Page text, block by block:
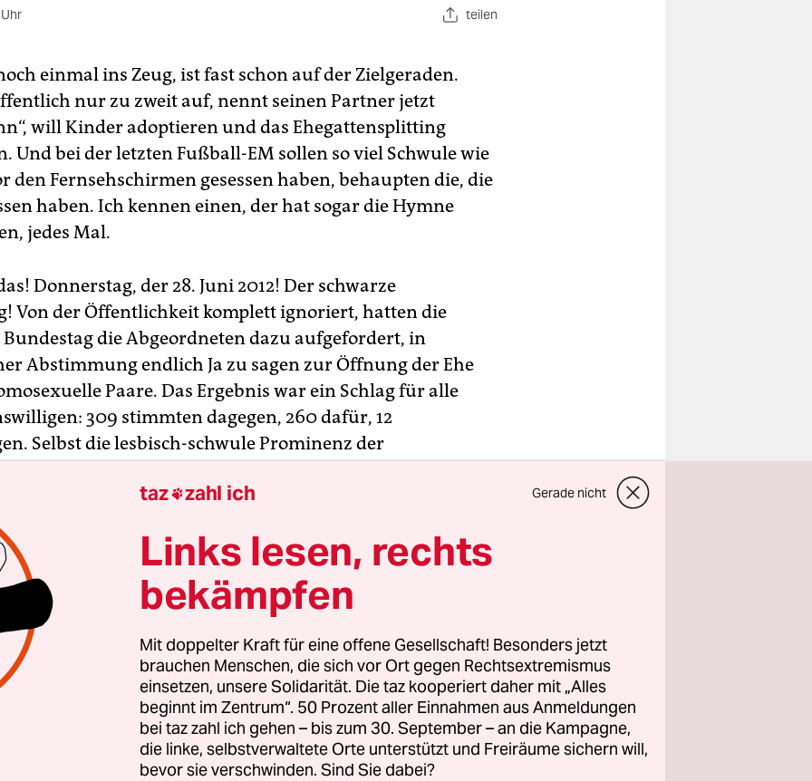
teilen
einmal ins Zeug, ist fast schon auf der Zielgeraden.
nur zu zweit auf, nennt seinen Partner jetzt
will Kinder adoptieren und das Ehegattensplitting
Und bei der letzten Fußball-EM sollen so viel Schwule wie
den Fernsehschirmen gesessen haben, behaupten die, die
haben. Ich kennen einen, der hat sogar die Hymne
jedes Mal.
Donnerstag, der 28. Juni 2012! Der schwarze
Von der Öffentlichkeit komplett ignoriert, hatten die
die Abgeordneten dazu aufgefordert, in
Abstimmung endlich Ja zu sagen zur Öffnung der Ehe
Paare. Das Ergebnis war ein Schlag für alle
309 stimmten dagegen, 260 dafür, 12
Selbst die lesbisch-schwule Prominenz der
Nein oder enthielten sich, und der „verpartnerte“
schwänzte den Urnengang. Die schwule Gemeinde
und empört. „Schämt euch“, „unverschämt!“, „die
wollen uns weiterhin als Menschen 2. Klasse sehen“, so
lauteten die Kommentare im Internet. Der Zorn traf vor
ansonsten als besonders homofreundlich gebärdende
gründete sich umgehend eine „Initiative für die
FDP beim ColognePride“, woraufhin die Organisatoren des
vom vergangenen Wochenende die Paraden-Teilnehmer
den Wagen der FDP nur ja nicht mit Tomaten zu
taz zahl ich Gerade nicht
Links lesen, rechts
bekämpfen
Mit doppelter Kraft für eine offene Gesellschaft! Besonders jetzt
brauchen Menschen, die sich vor Ort gegen Rechtsextremismus
einsetzen, unsere Solidarität. Die taz kooperiert daher mit „Alles
beginnt im Zentrum“. 50 Prozent aller Einnahmen aus Anmeldungen
bei taz zahl ich gehen – bis zum 30. September – an die Kampagne,
die linke, selbstverwaltete Orte unterstützt und Freiräume sichern will,
bevor sie verschwinden. Sind Sie dabei?